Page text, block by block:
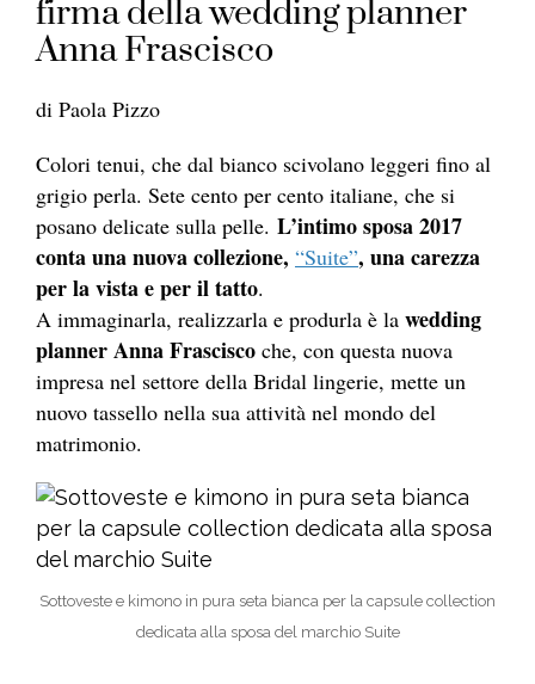
firma della wedding planner
Anna Frascisco
di Paola Pizzo
Colori tenui, che dal bianco scivolano leggeri fino al
grigio perla. Sete cento per cento italiane, che si
posano delicate sulla pelle. L’intimo sposa 2017
conta una nuova collezione, “Suite”, una carezza
per la vista e per il tatto.
A immaginarla, realizzarla e produrla è la wedding
planner Anna Frascisco che, con questa nuova
impresa nel settore della Bridal lingerie, mette un
nuovo tassello nella sua attività nel mondo del
matrimonio.
Sottoveste e kimono in pura seta bianca per la capsule collection
dedicata alla sposa del marchio Suite